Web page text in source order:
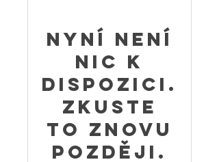
Nyní není
nic k
dispozici.
Zkuste
to znovu
později.